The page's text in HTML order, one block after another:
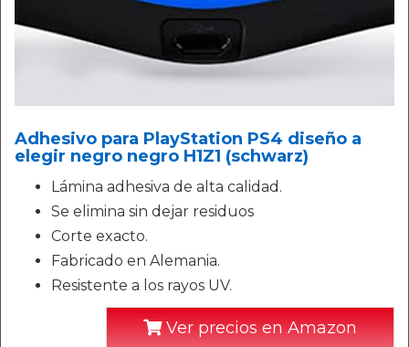
Adhesivo para PlayStation PS4 diseño a
elegir negro negro H1Z1 (schwarz)
Lámina adhesiva de alta calidad.
Se elimina sin dejar residuos
Corte exacto.
Fabricado en Alemania.
Resistente a los rayos UV.
Ver precios en Amazon